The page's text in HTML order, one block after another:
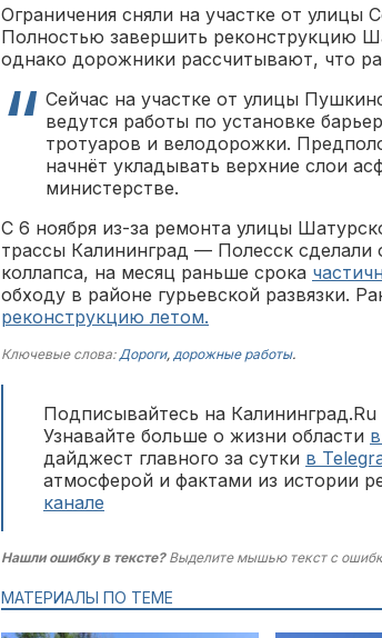
Ограничения сняли на участке от
Полностью завершить реконструкцию
однако дорожники рассчитывают, что
Сейчас на участке от улицы
ведутся работы по установке
тротуаров и велодорожки.
начнёт укладывать верхние слои
министерстве.
С 6 ноября из-за ремонта улицы
трассы Калининград — Полесск
коллапса, на месяц раньше срока
обходу в районе гурьевской развязки.
реконструкцию летом.
Ключевые слова:Дороги, дорожные работы.
Подписывайтесь на
Узнавайте больше о жизни области
дайджест главного за сутки в
атмосферой и фактами из истории
канале
Нашли ошибку в тексте?Выделите мышью текст с
МАТЕРИАЛЫ ПО ТЕМЕ